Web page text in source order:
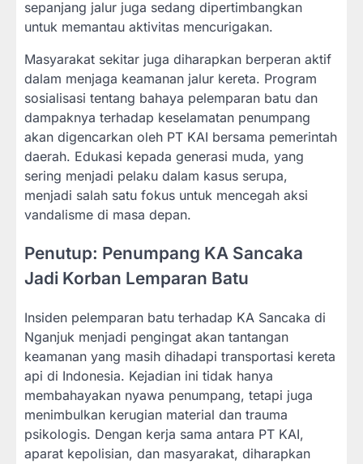
sepanjang jalur juga sedang dipertimbangkan
untuk memantau aktivitas mencurigakan.
Masyarakat sekitar juga diharapkan berperan aktif
dalam menjaga keamanan jalur kereta. Program
sosialisasi tentang bahaya pelemparan batu dan
dampaknya terhadap keselamatan penumpang
akan digencarkan oleh PT KAI bersama pemerintah
daerah. Edukasi kepada generasi muda, yang
sering menjadi pelaku dalam kasus serupa,
menjadi salah satu fokus untuk mencegah aksi
vandalisme di masa depan.
Penutup: Penumpang KA Sancaka
Jadi Korban Lemparan Batu
Insiden pelemparan batu terhadap KA Sancaka di
Nganjuk menjadi pengingat akan tantangan
keamanan yang masih dihadapi transportasi kereta
api di Indonesia. Kejadian ini tidak hanya
membahayakan nyawa penumpang, tetapi juga
menimbulkan kerugian material dan trauma
psikologis. Dengan kerja sama antara PT KAI,
aparat kepolisian, dan masyarakat, diharapkan